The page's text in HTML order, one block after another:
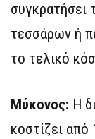
συγκρατήσει
τεσσάρων ή
το τελικό
Μύκονος: Η
κοστίζει